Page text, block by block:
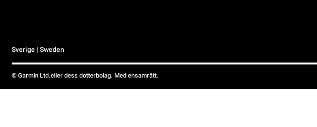
Sverige | Sweden
© Garmin Ltd.eller dess dotterbolag. Med ensamrätt.